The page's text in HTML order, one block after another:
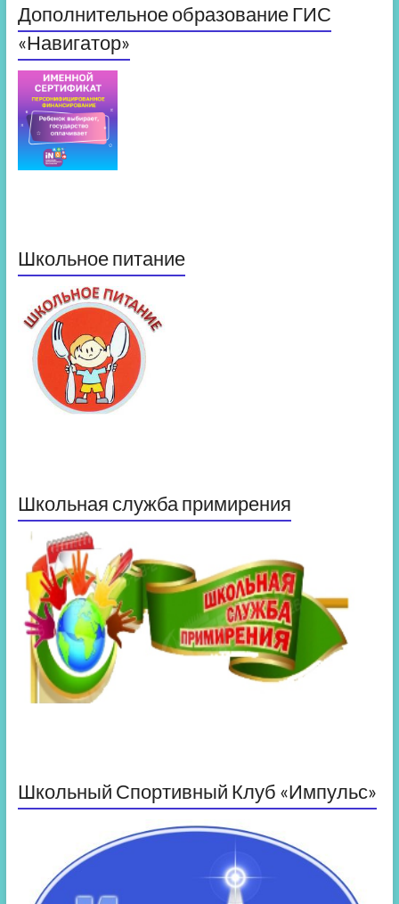
Дополнительное образование ГИС
«Навигатор»
Школьное питание
Школьная служба примирения
Школьный Спортивный Клуб «Импульс»